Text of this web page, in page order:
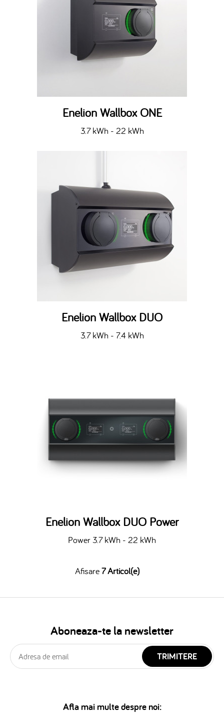
Enelion Wallbox ONE
3.7 kWh - 22 kWh
Enelion Wallbox DUO
3.7 kWh - 7.4 kWh
Enelion Wallbox DUO Power
Power 3.7 kWh - 22 kWh
Afisare7 Articol(e)
Aboneaza-te la newsletter
TRIMITERE
Afla mai multe despre noi: